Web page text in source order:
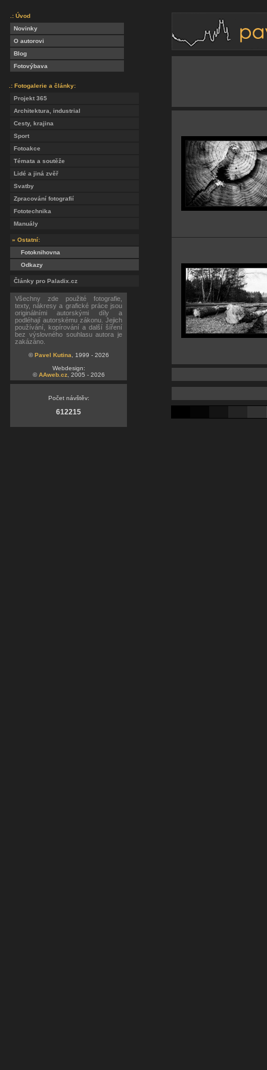
.: Úvod
Novinky
O autorovi
Blog
Fotovýbava
.: Fotogalerie a články:
Projekt 365
Architektura, industrial
Cesty, krajina
Sport
Fotoakce
Témata a soutěže
Lidé a jiná zvěř
Svatby
Zpracování fotografií
Fototechnika
Manuály
» Ostatní:
Fotoknihovna
Odkazy
Články pro Paladix.cz
Všechny zde použité fotografie,
texty, nákresy a grafické práce jsou
originálními autorskými díly a
podléhají autorskému zákonu. Jejich
používání, kopírování a další šíření
bez výslovného souhlasu autora je
zakázáno.
©Pavel Kutina , 1999 - 2026
Webdesign:
©AAweb.cz, 2005 - 2026
Počet návštěv:
612215